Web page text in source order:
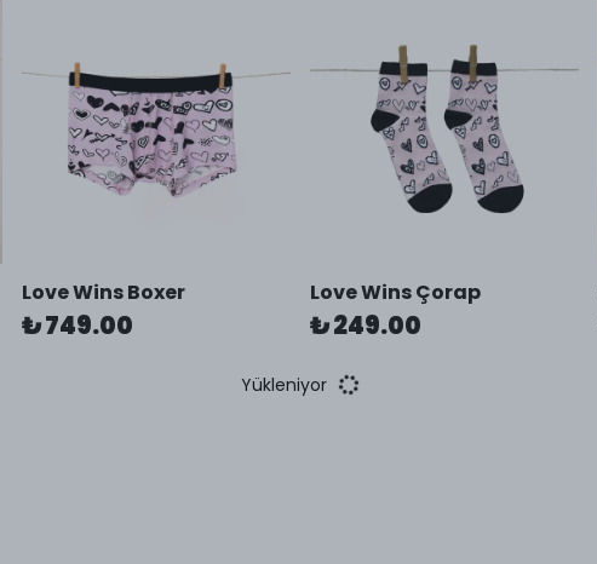
Love Wins Boxer
₺ 749.00
Love Wins Çorap
₺ 249.00
Yükleniyor